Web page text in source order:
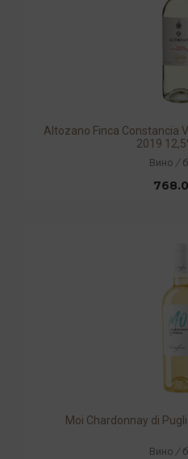
Altozano Finca Constancia
2019
Вино /
Moi Chardonnay di
Вино /